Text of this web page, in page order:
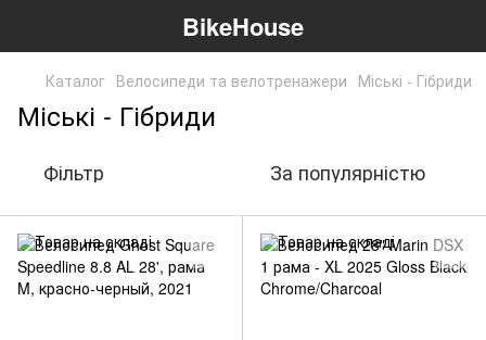
BikeHouse
Каталог Велосипеди та велотренажери Міські - Гібриди
Міські - Гібриди
Фільтр За популярністю